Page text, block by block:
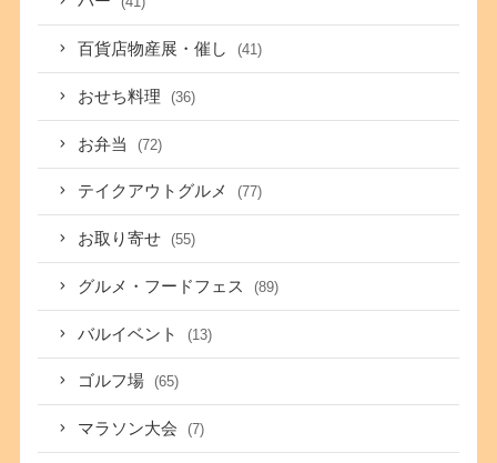
百貨店物産展・催し (41)
おせち料理 (36)
お弁当 (72)
テイクアウトグルメ (77)
お取り寄せ (55)
グルメ・フードフェス (89)
バルイベント (13)
ゴルフ場 (65)
マラソン大会 (7)